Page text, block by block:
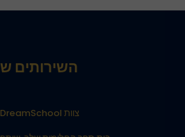
השירותים
צוות YourDreamSchool